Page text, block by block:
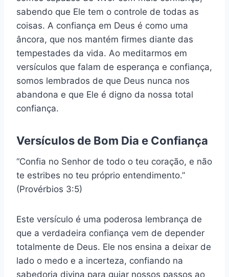
sabendo que Ele tem o controle de todas as
coisas. A confiança em Deus é como uma
âncora, que nos mantém firmes diante das
tempestades da vida. Ao meditarmos em
versículos que falam de esperança e confiança,
somos lembrados de que Deus nunca nos
abandona e que Ele é digno da nossa total
confiança.
Versículos de Bom Dia e Confiança
“Confia no Senhor de todo o teu coração, e não
te estribes no teu próprio entendimento.”
(Provérbios 3:5)
Este versículo é uma poderosa lembrança de
que a verdadeira confiança vem de depender
totalmente de Deus. Ele nos ensina a deixar de
lado o medo e a incerteza, confiando na
sabedoria divina para guiar nossos passos ao